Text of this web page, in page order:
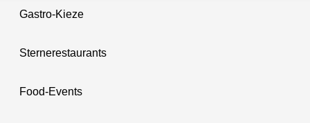
Gastro-Kieze
Sternerestaurants
Food-Events